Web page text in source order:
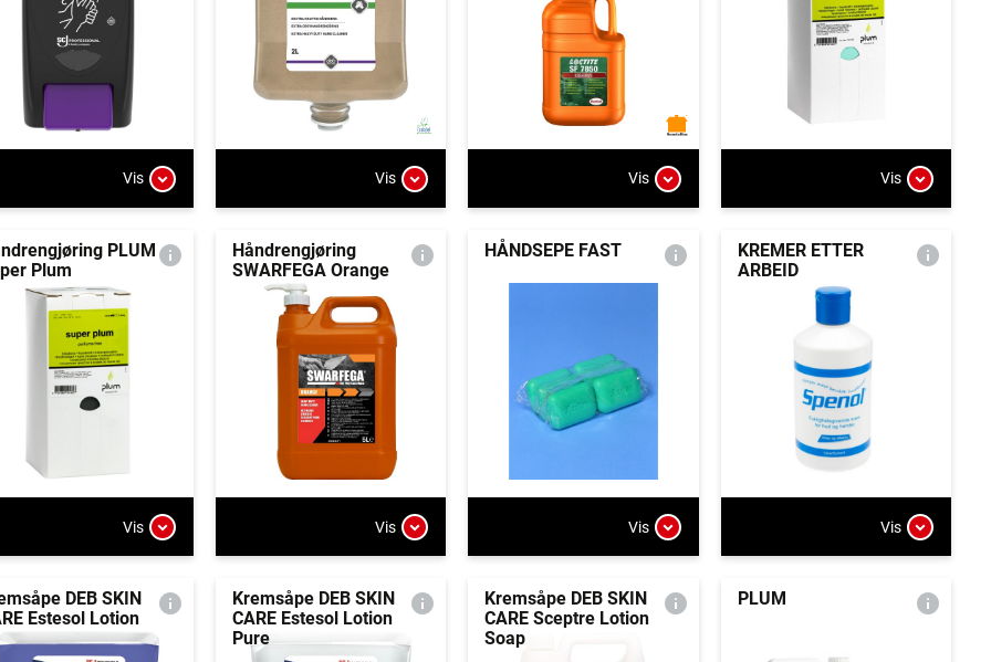
Vis Vis Vis Vis
PLUM
Plum
Vis
Håndrengjøring
SWARFEGA Orange
Vis
HÅNDSEPE FAST
Vis
KREMER ETTER
ARBEID
Vis
DEB SKIN
Estesol Lotion
Kremsåpe DEB SKIN
CARE Estesol Lotion
Pure
Kremsåpe DEB SKIN
CARE Sceptre Lotion
Soap
PLUM